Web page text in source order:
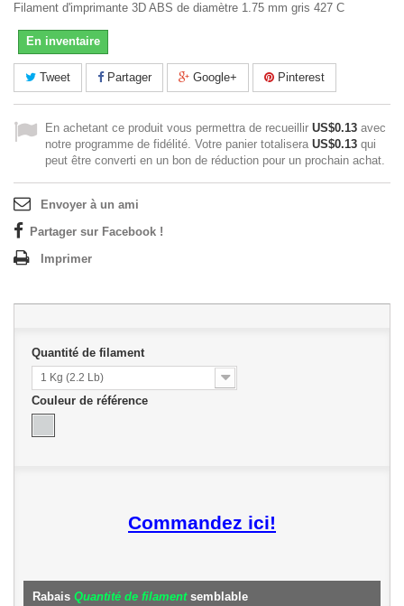
Filament d'imprimante 3D ABS de diamètre 1.75 mm gris 427 C
En inventaire
Tweet Partager Google+ Pinterest
En achetant ce produit vous permettra de recueillir US$0.13 avec
notre programme de fidélité. Votre panier totalisera US$0.13 qui
peut être converti en un bon de réduction pour un prochain achat.
Envoyer à un ami
Partager sur Facebook !
Imprimer
Quantité de filament
1 Kg (2.2 Lb)
Couleur de référence
Commandez ici!
Rabais Quantité de filamentsemblable